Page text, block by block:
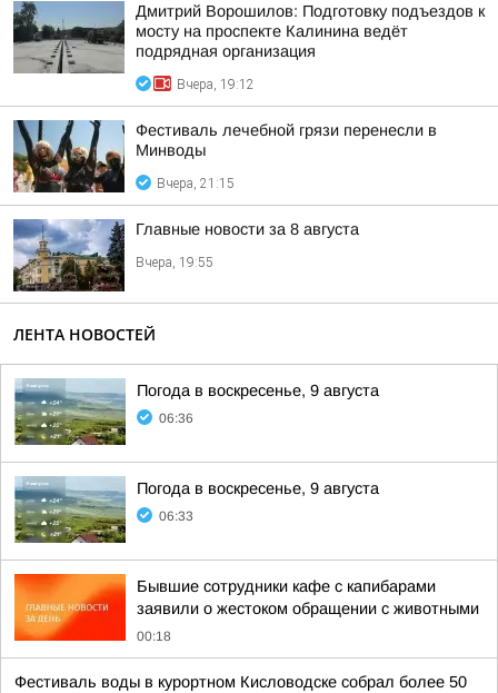
Дмитрий Ворошилов: Подготовку подъездов к
мосту на проспекте Калинина ведёт
подрядная организация
Вчера, 19:12
Фестиваль лечебной грязи перенесли в
Минводы
Вчера, 21:15
Главные новости за 8 августа
Вчера, 19:55
ЛЕНТА НОВОСТЕЙ
Погода в воскресенье, 9 августа
06:36
Погода в воскресенье, 9 августа
06:33
Бывшие сотрудники кафе с капибарами
заявили о жестоком обращении с животными
00:18
Фестиваль воды в курортном Кисловодске собрал более 50